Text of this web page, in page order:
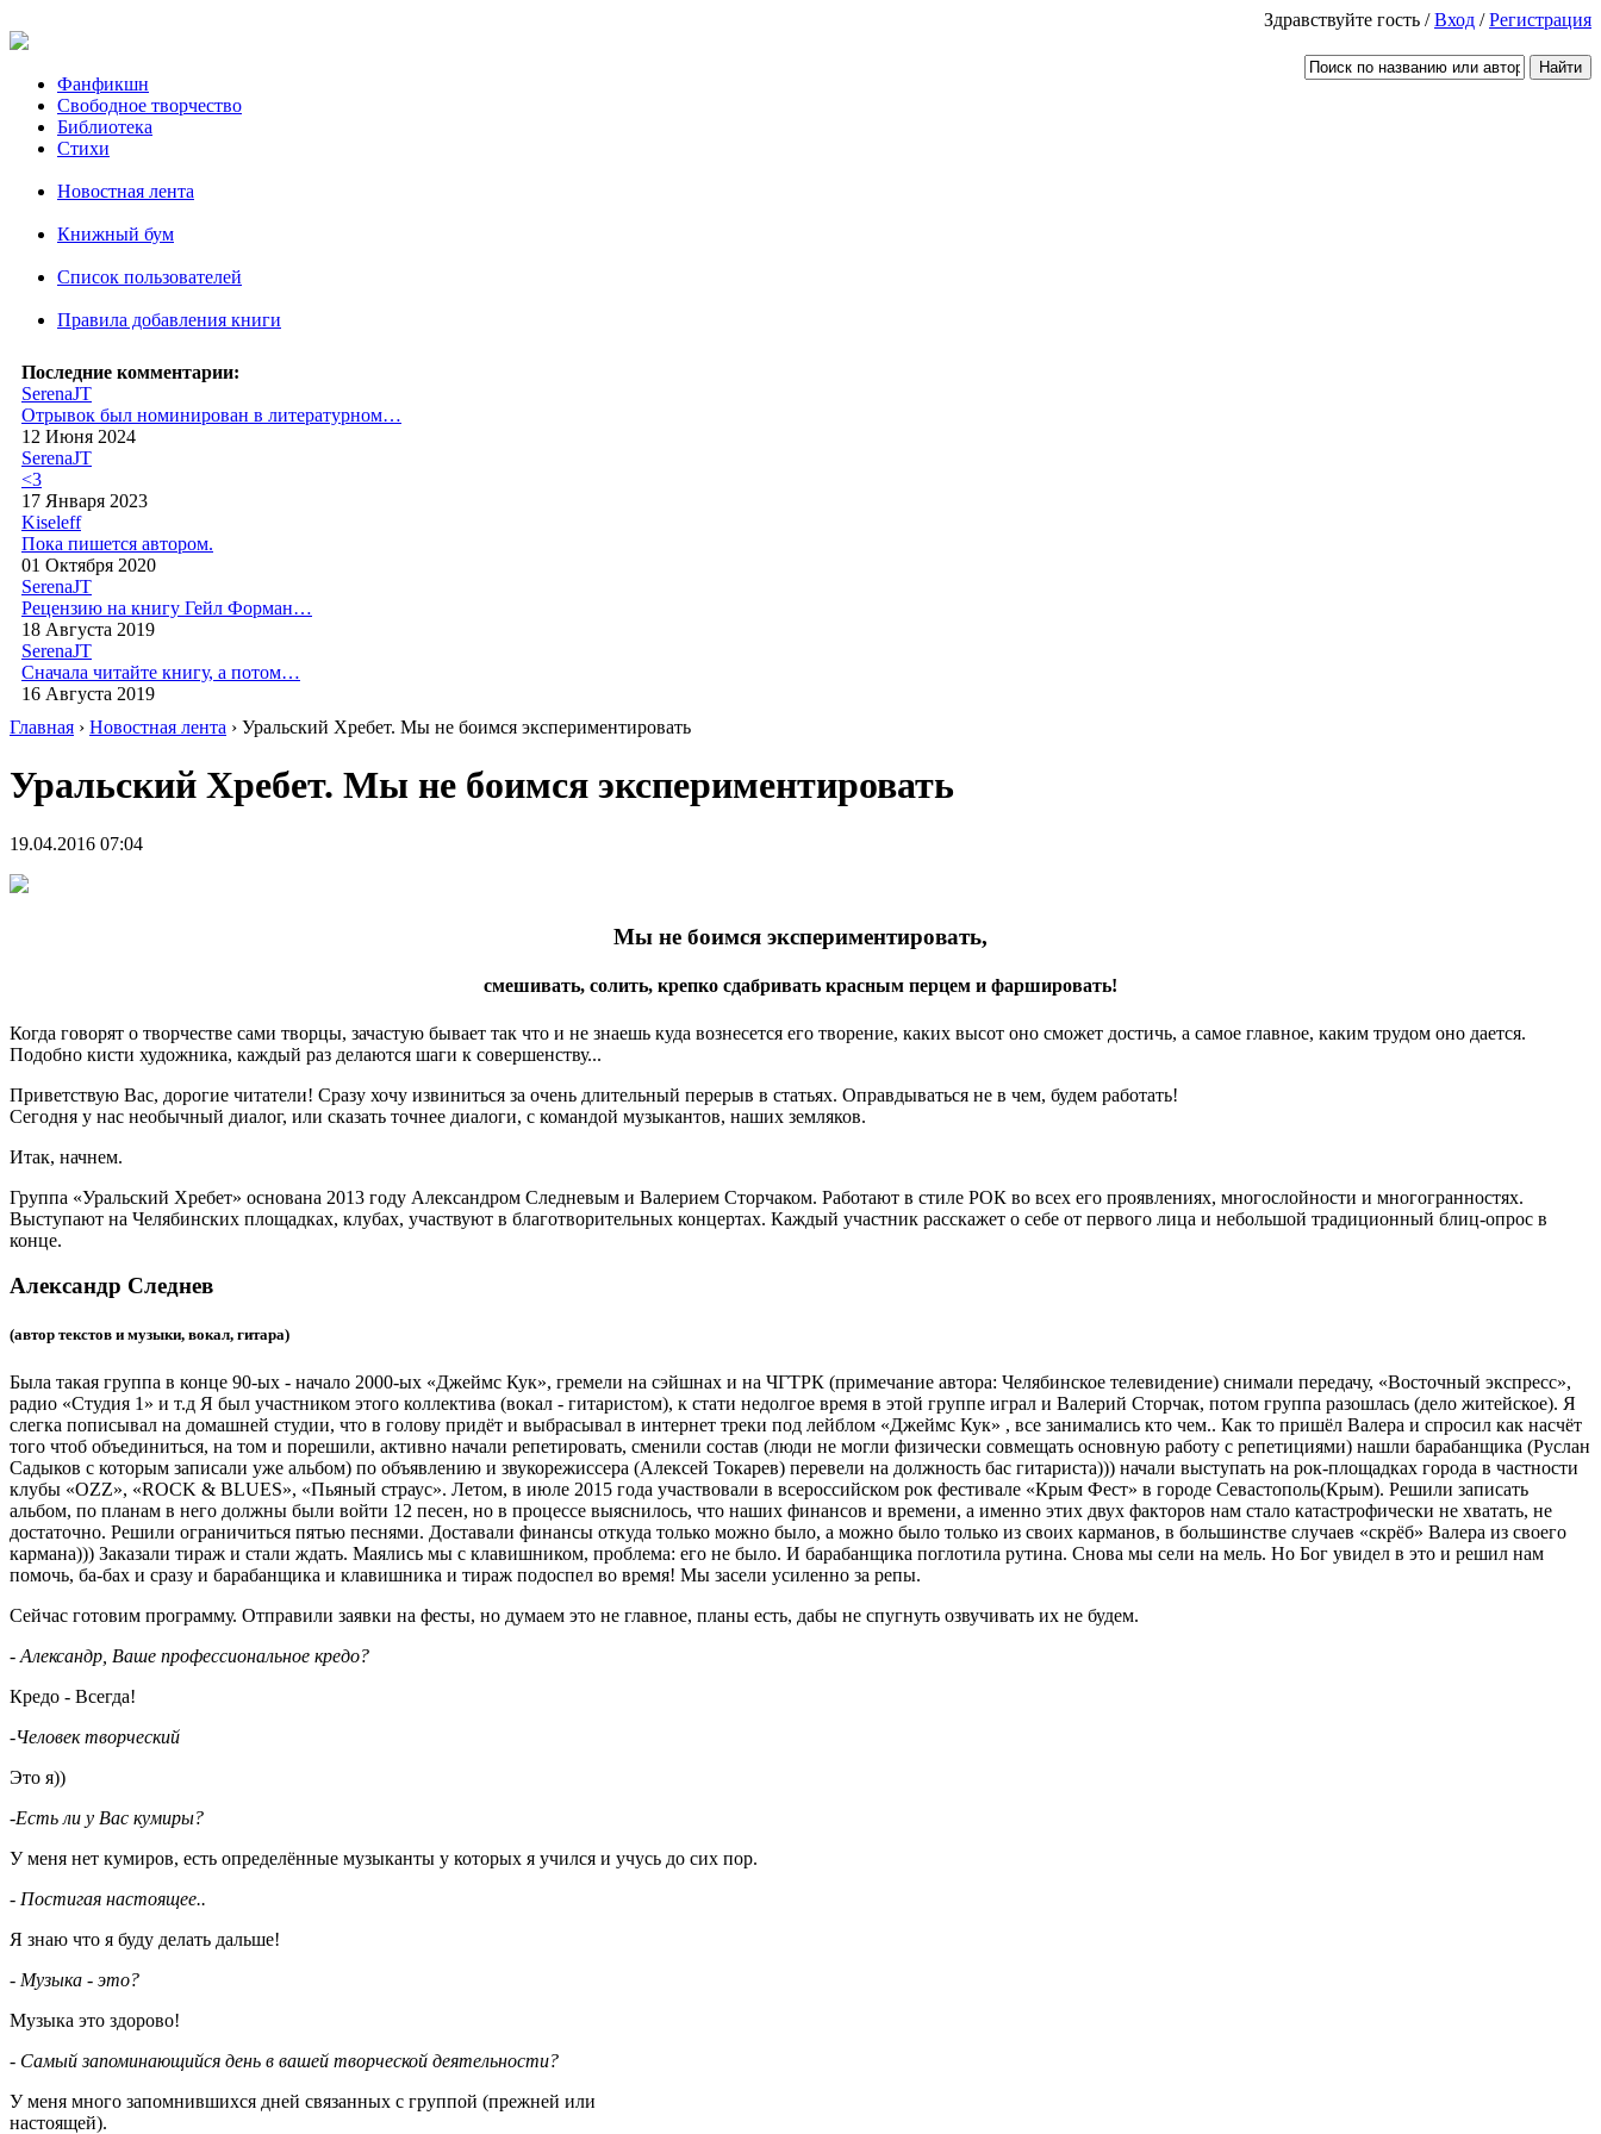
Здравствуйте гость /Вход /Регистрация
Фанфикшн
Свободное творчество
Библиотека
Стихи
Новостная лента
Книжный бум
Список пользователей
Правила добавления книги
Последние комментарии:
SerenaJT
Отрывок был номинирован в литературном…
12 Июня 2024
SerenaJT
<3
17 Января 2023
Kiseleff
Пока пишется автором.
01 Октября 2020
SerenaJT
Рецензию на книгу Гейл Форман…
18 Августа 2019
SerenaJT
Сначала читайте книгу, а потом…
16 Августа 2019
Главная › Новостная лента › Уральский Хребет. Мы не боимся экспериментировать
Уральский Хребет. Мы не боимся экспериментировать
19.04.2016 07:04
Мы не боимся экспериментировать,
смешивать, солить, крепко сдабривать красным перцем и фаршировать!
Когда говорят о творчестве сами творцы, зачастую бывает так что и не знаешь куда вознесется его творение, каких высот оно сможет достичь, а самое главное, каким трудом оно дается.
Подобно кисти художника, каждый раз делаются шаги к совершенству...
Приветствую Вас, дорогие читатели! Сразу хочу извиниться за очень длительный перерыв в статьях. Оправдываться не в чем, будем работать!
Сегодня у нас необычный диалог, или сказать точнее диалоги, с командой музыкантов, наших земляков.
Итак, начнем.
Группа «Уральский Хребет» основана 2013 году Александром Следневым и Валерием Сторчаком. Работают в стиле РОК во всех его проявлениях, многослойности и многогранностях.
Выступают на Челябинских площадках, клубах, участвуют в благотворительных концертах. Каждый участник расскажет о себе от первого лица и небольшой традиционный блиц-опрос в
конце.
Александр Следнев
(автор текстов и музыки, вокал, гитара)
Была такая группа в конце 90-ых - начало 2000-ых «Джеймс Кук», гремели на сэйшнах и на ЧГТРК (примечание автора: Челябинское телевидение) снимали передачу, «Восточный экспресс»,
радио «Студия 1» и т.д Я был участником этого коллектива (вокал - гитаристом), к стати недолгое время в этой группе играл и Валерий Сторчак, потом группа разошлась (дело житейское). Я
слегка пописывал на домашней студии, что в голову придёт и выбрасывал в интернет треки под лейблом «Джеймс Кук» , все занимались кто чем.. Как то пришёл Валера и спросил как насчёт
того чтоб объединиться, на том и порешили, активно начали репетировать, сменили состав (люди не могли физически совмещать основную работу с репетициями) нашли барабанщика (Руслан
Садыков с которым записали уже альбом) по объявлению и звукорежиссера (Алексей Токарев) перевели на должность бас гитариста))) начали выступать на рок-площадках города в частности
клубы «OZZ», «ROCK & BLUES», «Пьяный страус». Летом, в июле 2015 года участвовали в всероссийском рок фестивале «Крым Фест» в городе Севастополь(Крым). Решили записать
альбом, по планам в него должны были войти 12 песен, но в процессе выяснилось, что наших финансов и времени, а именно этих двух факторов нам стало катастрофически не хватать, не
достаточно. Решили ограничиться пятью песнями. Доставали финансы откуда только можно было, а можно было только из своих карманов, в большинстве случаев «скрёб» Валера из своего
кармана))) Заказали тираж и стали ждать. Маялись мы с клавишником, проблема: его не было. И барабанщика поглотила рутина. Снова мы сели на мель. Но Бог увидел в это и решил нам
помочь, ба-бах и сразу и барабанщика и клавишника и тираж подоспел во время! Мы засели усиленно за репы.
Сейчас готовим программу. Отправили заявки на фесты, но думаем это не главное, планы есть, дабы не спугнуть озвучивать их не будем.
- Александр, Ваше профессиональное кредо?
Кредо - Всегда!
-Человек творческий
Это я))
-Есть ли у Вас кумиры?
У меня нет кумиров, есть определённые музыканты у которых я учился и учусь до сих пор.
- Постигая настоящее..
Я знаю что я буду делать дальше!
- Музыка - это?
Музыка это здорово!
- Самый запоминающийся день в вашей творческой деятельности?
У меня много запомнившихся дней связанных с группой (прежней или
настоящей).